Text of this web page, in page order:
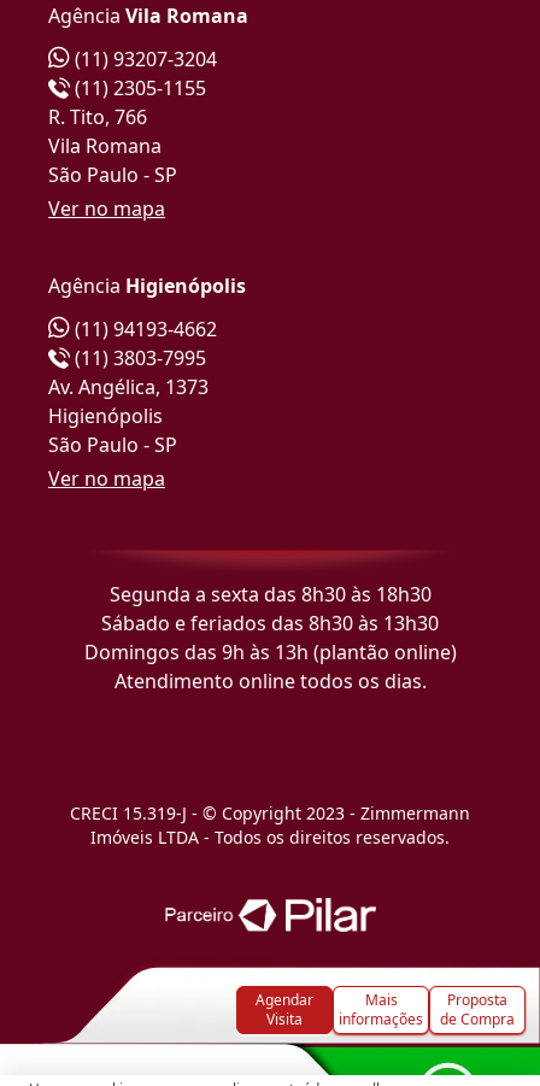
Agendar
Visita
Mais
informações
Proposta
de Compra
Agência Vila Romana
(11) 93207-3204
(11) 2305-1155
R. Tito, 766
Vila Romana
São Paulo - SP
Ver no mapa
Agência Higienópolis
(11) 94193-4662
(11) 3803-7995
Av. Angélica, 1373
Higienópolis
São Paulo - SP
Ver no mapa
Segunda a sexta das 8h30 às 18h30
Sábado e feriados das 8h30 às 13h30
Domingos das 9h às 13h (plantão online)
Atendimento online todos os dias.
CRECI 15.319-J - © Copyright 2023 - Zimmermann
Imóveis LTDA - Todos os direitos reservados.